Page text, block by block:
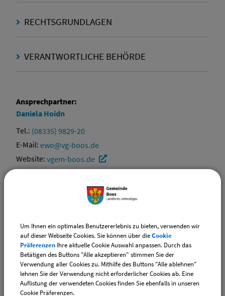
RECHTSGRUNDLAGEN
VERANTWORTLICHE BEHÖRDE
Ansprechpartner:
Daniela Hoidn
Tel.: (08335) 9829-20
E-Mail: ewo@vg-boos.de
Website: vgem-boos.de
E-Mail:standesamt@vg-boos.de
Website:vgem-boos.de
Ansprechpartner:
ElviraEhrle
Um Ihnen ein optimales Benutzererlebnis zu bieten, verwenden wir
auf dieser Webseite Cookies. Sie können über dieCookie
Präferenzen Ihre aktuelle Cookie Auswahl anpassen. Durch das
Betätigen des Buttons "Alle akzeptieren" stimmen Sie der
Verwendung aller Cookies zu. Mithilfe des Buttons "Alle ablehnen"
lehnen Sie der Verwendung nicht erforderlicher Cookies ab. Eine
Auflistung der verwendeten Cookies finden Sie ebenfalls in unseren
Cookie Präferenzen.